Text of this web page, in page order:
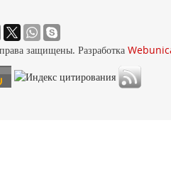
защищены. Разработка